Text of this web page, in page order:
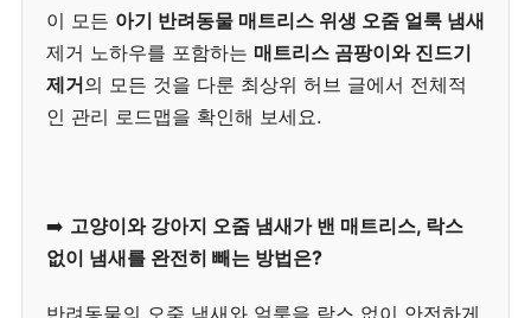
이 모든 아기 반려동물 매트리스 위생 오줌 얼룩 냄새
제거 노하우를 포함하는 매트리스 곰팡이와 진드기
제거의 모든 것을 다룬 최상위 허브 글에서 전체적
인 관리 로드맵을 확인해 보세요.
➡️ 고양이와 강아지 오줌 냄새가 밴 매트리스, 락스
없이 냄새를 완전히 빼는 방법은?
반려동물의 오줌 냄새와 얼룩을 락스 없이 안전하게